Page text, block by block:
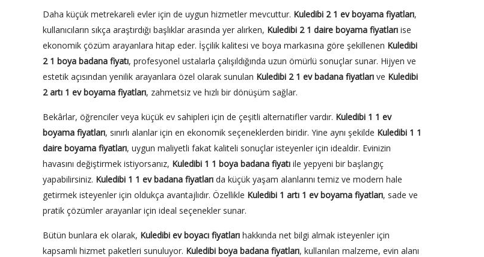
Daha küçük metrekareli evler için de uygun hizmetler mevcuttur. Kuledibi 2 1 ev boyama fiyatları,
kullanıcıların sıkça araştırdığı başlıklar arasında yer alırken, Kuledibi 2 1 daire boyama fiyatlarıise
ekonomik çözüm arayanlara hitap eder. İşçilik kalitesi ve boya markasına göre şekillenen Kuledibi
2 1 boya badana fiyatı, profesyonel ustalarla çalışıldığında uzun ömürlü sonuçlar sunar. Hijyen ve
estetik açısından yenilik arayanlara özel olarak sunulan Kuledibi 2 1 ev badana fiyatlarıve Kuledibi
2 artı 1 ev boyama fiyatları, zahmetsiz ve hızlı bir dönüşüm sağlar.
Bekârlar, öğrenciler veya küçük ev sahipleri için de çeşitli alternatifler vardır. Kuledibi 1 1 ev
boyama fiyatları, sınırlı alanlar için en ekonomik seçeneklerden biridir. Yine aynı şekilde Kuledibi 1 1
daire boyama fiyatları, uygun maliyetli fakat kaliteli sonuçlar isteyenler için idealdir. Evinizin
havasını değiştirmek istiyorsanız, Kuledibi 1 1 boya badana fiyatıile yepyeni bir başlangıç
yapabilirsiniz. Kuledibi 1 1 ev badana fiyatlarıda küçük yaşam alanlarını temiz ve modern hale
getirmek isteyenler için oldukça avantajlıdır. Özellikle Kuledibi 1 artı 1 ev boyama fiyatları, sade ve
pratik çözümler arayanlar için ideal seçenekler sunar.
Bütün bunlara ek olarak, Kuledibi ev boyacı fiyatlarıhakkında net bilgi almak isteyenler için
kapsamlı hizmet paketleri sunuluyor. Kuledibi boya badana fiyatları, kullanılan malzeme, evin alanı